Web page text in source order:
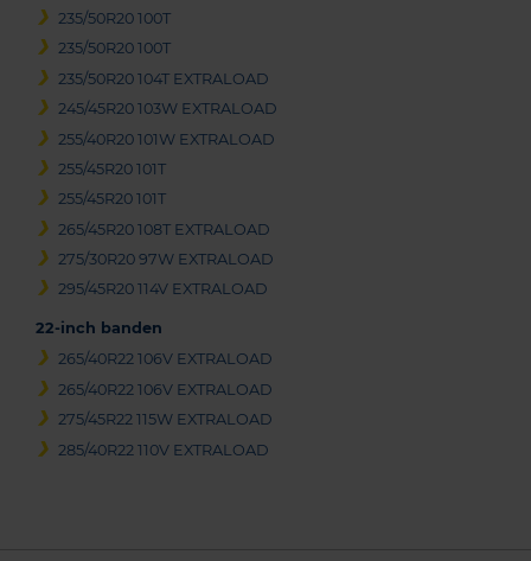
235/50R20 100T
235/50R20 100T
235/50R20 104T EXTRALOAD
245/45R20 103W EXTRALOAD
255/40R20 101W EXTRALOAD
255/45R20 101T
255/45R20 101T
265/45R20 108T EXTRALOAD
275/30R20 97W EXTRALOAD
295/45R20 114V EXTRALOAD
22-inch banden
265/40R22 106V EXTRALOAD
265/40R22 106V EXTRALOAD
275/45R22 115W EXTRALOAD
285/40R22 110V EXTRALOAD